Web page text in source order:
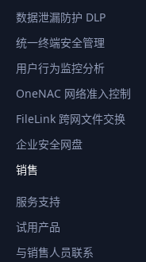
数据泄漏防护 DLP
统一终端安全管理
用户行为监控分析
OneNAC 网络准入控制
FileLink 跨网文件交换
企业安全网盘
销售
服务支持
试用产品
与销售人员联系